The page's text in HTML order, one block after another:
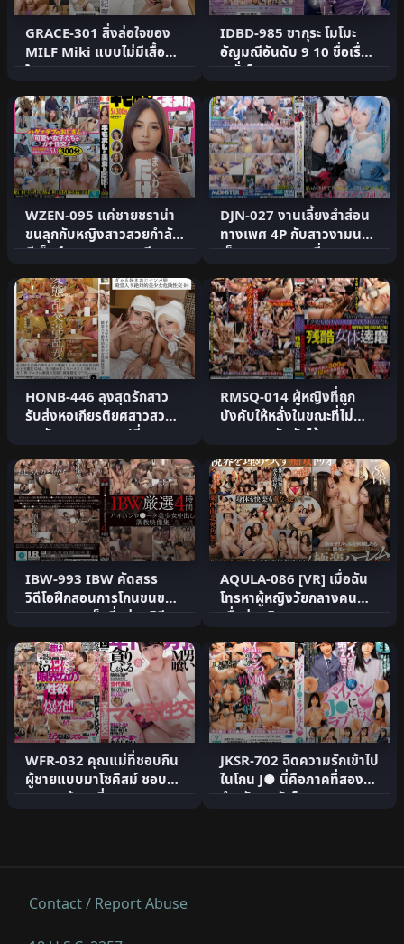
GRACE-301 สิ่งล่อใจของ
MILF Miki แบบไม่มีเสื้อชั้น
ใน Miki Yamase
IDBD-985 ซากุระ โมโมะ
อัญมณีอันดับ 9 10 ชื่อเรื่อง
8 ชั่วโมง
WZEN-095 แค่ชายชราน่า
ขนลุกกับหญิงสาวสวยกำลัง
มีเซ็กส์ 5 คน 300 นาที
DJN-027 งานเลี้ยงสำส่อน
ทางเพศ 4P กับสาวงามนม
เล็กสูง 140 ซม. ที่ละท.
HONB-446 ลุงสุดรักสาว
รับส่งหอเกียรติยศสาวสวย
สุดอันตราย แลกเปลี่ยน .
RMSQ-014 ผู้หญิงที่ถูก
บังคับให้หลั่งในขณะที่ไม่
สามารถขยับตัวได้ จุ.
IBW-993 IBW คัดสรร
วิดีโอฝึกสอนการโกนขนของ
สาวสวยสุดเซ็กซี่อย่างพิถี.
AQULA-086 [VR] เมื่อฉัน
โทรหาผู้หญิงวัยกลางคน
เพื่อส่งบริการสุขภาพ ห.
WFR-032 คุณแม่ที่ชอบกิน
ผู้ชายแบบมาโซคิสม์ ชอบกิน
และดูดผู้ชายที่อาย.
JKSR-702 ฉีดความรักเข้าไป
ในโกน J● นี่คือภาคที่สอง
สำหรับคนรักโกน! 1.
Contact / Report Abuse